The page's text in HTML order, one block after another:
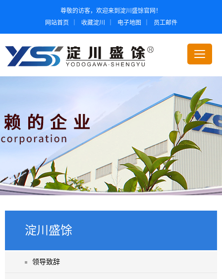
尊敬的访客，欢迎来到淀川盛馀官网！
网站首页
收藏淀川 电子地图 员工邮件
淀川盛馀
领导致辞